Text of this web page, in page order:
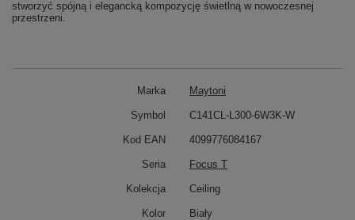
stworzyć spójną i elegancką kompozycję świetlną w nowoczesnej
przestrzeni.
Marka Maytoni
Symbol C141CL-L300-6W3K-W
Kod EAN 4099776084167
Seria Focus T
Kolekcja Ceiling
Kolor Biały